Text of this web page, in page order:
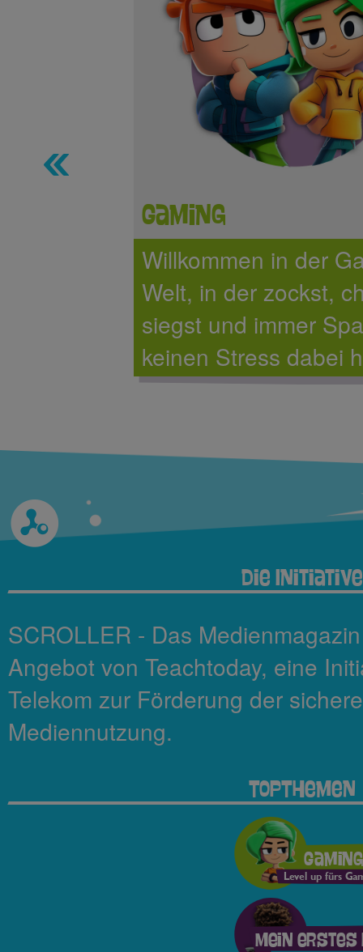
Gaming
Willkommen in der
Welt, in der zockst,
siegst und immer
keinen Stress dabei
Die Initiative
SCROLLER - Das
Angebot von Teachtoday, eine
Telekom zur Förderung der
Mediennutzung.
TopThemen
Gaming
Level up fürs
Mein erstes